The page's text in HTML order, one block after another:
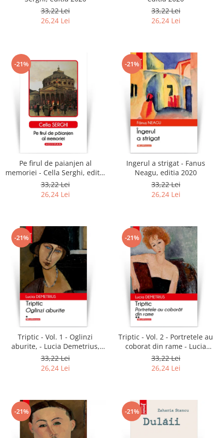
33,22 Lei
26,24 Lei
33,22 Lei
26,24 Lei
-21%
Pe firul de paianjen al
memoriei - Cella Serghi, editia
2020
33,22 Lei
26,24 Lei
-21%
Ingerul a strigat - Fanus
Neagu, editia 2020
33,22 Lei
26,24 Lei
-21%
Triptic - Vol. 1 - Oglinzi
aburite, - Lucia Demetrius,
editia 2020
33,22 Lei
26,24 Lei
-21%
Triptic - Vol. 2 - Portretele au
coborat din rame - Lucia
Demetrius, editia 2020
33,22 Lei
26,24 Lei
-21% -21%